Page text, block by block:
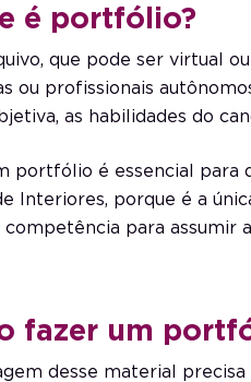
é portfólio?
que pode ser virtual
ou profissionais
as habilidades do
portfólio é essencial
Interiores, porque é a
para assumir
fazer um
desse material